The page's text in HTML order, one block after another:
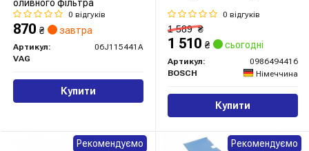
оливного фiльтра
0 відгуків
870 ₴ завтра
Артикул:
06J115441A
VAG
Купити
0 відгуків
1 589₴
1 510 ₴ сьогодні
Артикул:
0986494416
BOSCH
Німеччина
Купити
Рекомендуємо Рекомендуємо